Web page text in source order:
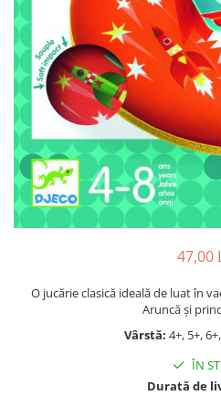
Jocuri cu dinozauri
Jucării de pluș
Jocuri educative pentru
școală/grădiniță
Agende
Cărţi de colorat, activități, apa
Accesorii diverse
LEGO Friends
LEGO Ninjago
LEGO Minecraft
LEGO DREAMZzz
LEGO Star Wars
LEGO Gabby s Dollhouse
LEGO Harry Potter
LEGO Marvel Super Heroes
LEGO Sonic the Hedgehog
LEGO Animal Crossing
47,00
O jucărie clasică ideală de luat în
Aruncă și
Vârstă: 4+, 5+,
ÎN
Durată de